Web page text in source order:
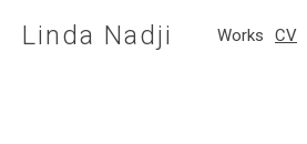
Linda Nadji Works CV